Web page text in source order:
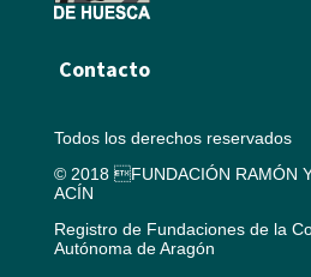
Contacto
Todos los derechos reservados
© 2018 FUNDACIÓN RAMÓN
ACÍN
Registro de Fundaciones de la
Autónoma de Aragón